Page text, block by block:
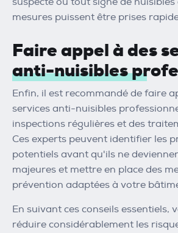
mesures puissent être prises
Faire appel à des
anti-nuisibles
Enfin, il est recommandé de faire
services anti-nuisibles
inspections régulières et des
Ces experts peuvent identifier les
potentiels avant qu'ils ne
majeures et mettre en place des
prévention adaptées à votre
En suivant ces conseils essentiels,
réduire considérablement les